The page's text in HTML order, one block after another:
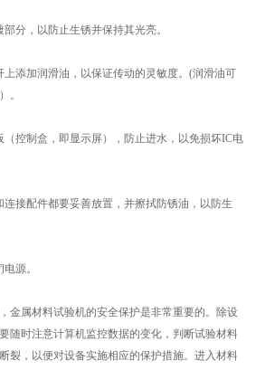
分，以防止生锈并保持其光亮。
添加润滑油，以保证传动的灵敏度。(润滑油可
。
控制盒，即显示屏），防止进水，以免损坏IC电
接配件都要妥善放置，并擦拭防锈油，以防生
源。
属材料试验机的安全保护是非常重要的。除设
随时注意计算机监控数据的变化，判断试验材料
裂，以便对设备实施相应的保护措施。进入材料